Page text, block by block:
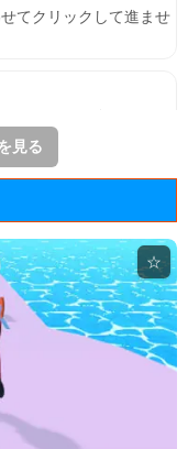
てクリックして進ませ
ていく建国シミュレー
ラ...
ザーズをブラウザゲー
見る
☆